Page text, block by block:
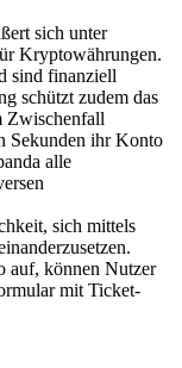
sich unter
Kryptowährungen.
sind finanziell
schützt zudem das
Zwischenfall
Sekunden ihr Konto
alle
sich mittels
auf, können Nutzer
mit Ticket-